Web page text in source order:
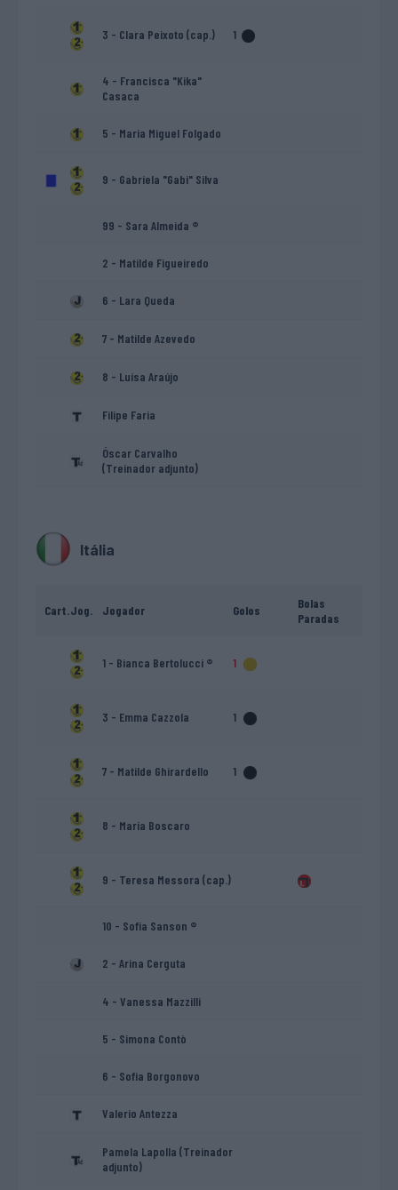
3 - Clara Peixoto (cap.) 1
4 - Francisca "Kika"
Casaca
5 - Maria Miguel Folgado
9 - Gabriela "Gabi" Silva
99 - Sara Almeida ®
2 - Matilde Figueiredo
6 - Lara Queda
7 - Matilde Azevedo
8 - Luísa Araújo
Filipe Faria
Óscar Carvalho
(Treinador adjunto)
Itália
Cart.Jog. Jogador Golos
Bolas
Paradas
1 - Bianca Bertolucci ® 1
3 - Emma Cazzola 1
7 - Matilde Ghirardello 1
8 - Maria Boscaro
9 - Teresa Messora (cap.)
10 - Sofia Sanson ®
2 - Arina Cerguta
4 - Vanessa Mazzilli
5 - Simona Contò
6 - Sofia Borgonovo
Valerio Antezza
Pamela Lapolla (Treinador
adjunto)